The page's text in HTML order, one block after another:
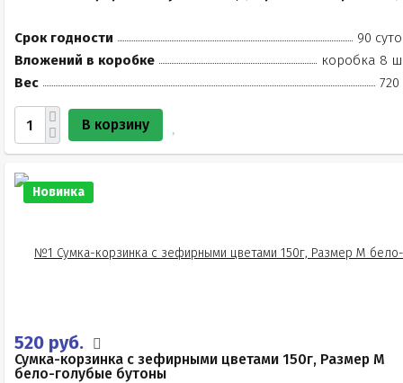
Срок годности
90
Вложений в коробке
коробка 8
Вес
720
В корзину
Новинка
520 руб.
Сумка-корзинка с зефирными цветами 150г, Размер М
бело-голубые бутоны